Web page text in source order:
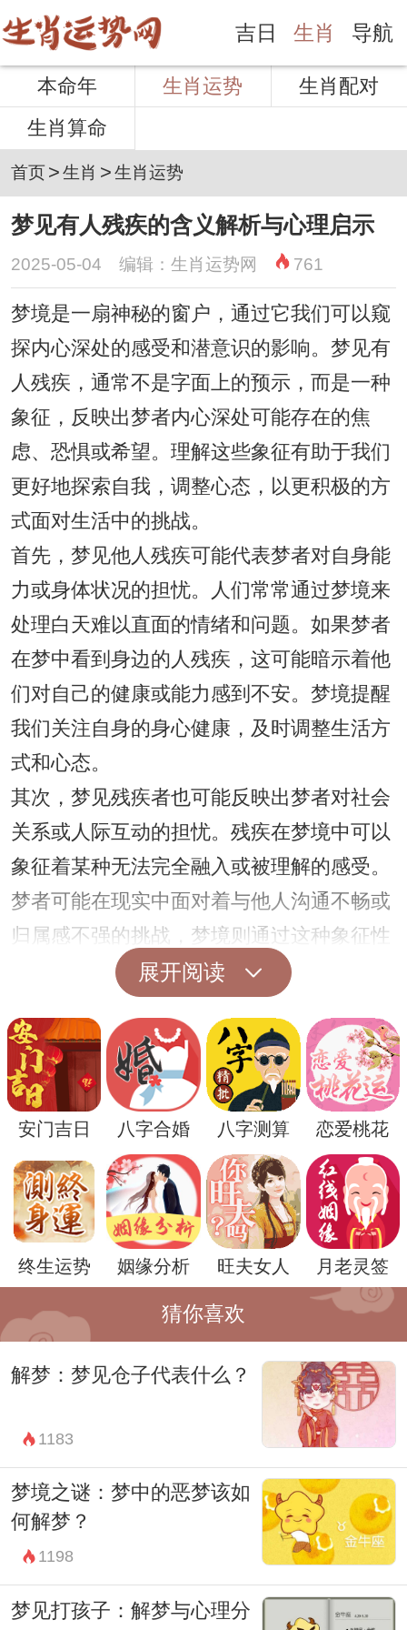
吉日 生肖 导航
本命年 生肖运势
生肖配对
生肖算命
首页>生肖 >生肖运势
梦见有人残疾的含义解析与心理启示
2025-05-04 编辑：生肖运势网 761
梦境是一扇神秘的窗户，通过它我们可以窥
探内心深处的感受和潜意识的影响。梦见有
人残疾，通常不是字面上的预示，而是一种
象征，反映出梦者内心深处可能存在的焦
虑、恐惧或希望。理解这些象征有助于我们
更好地探索自我，调整心态，以更积极的方
式面对生活中的挑战。
首先，梦见他人残疾可能代表梦者对自身能
力或身体状况的担忧。人们常常通过梦境来
处理白天难以直面的情绪和问题。如果梦者
在梦中看到身边的人残疾，这可能暗示着他
们对自己的健康或能力感到不安。梦境提醒
我们关注自身的身心健康，及时调整生活方
式和心态。
其次，梦见残疾者也可能反映出梦者对社会
关系或人际互动的担忧。残疾在梦境中可以
象征着某种无法完全融入或被理解的感受。
梦者可能在现实中面对着与他人沟通不畅或
归属感不强的挑战，梦境则通过这种象征性
的方式，让梦者意识到自己内心深处的不安
第三，梦见他人残疾也有可能反映出梦者对
未来发展或前景的不确定感。生活中的变数
和挑战常常会在梦境中找到表达的方式，残
疾者的形象可能提示梦者在面对未来的选择
或挑战时感到无助或不确定。这时候，梦境
提醒我们要勇敢面对生活中的不确定性，同
时也可以通过积极的心态和行动来改善和塑
造自己的未来。
此外，梦见残疾者还可能是一种内心深处对
弱者或需要帮助者的同情和关怀。梦境中的
展开阅读
安门吉日 八字合婚 八字测算 恋爱桃花
终生运势 姻缘分析 旺夫女人 月老灵签
猜你喜欢
解梦：梦见仓子代表什么？
1183
梦境之谜：梦中的恶梦该如
何解梦？
1198
梦见打孩子：解梦与心理分